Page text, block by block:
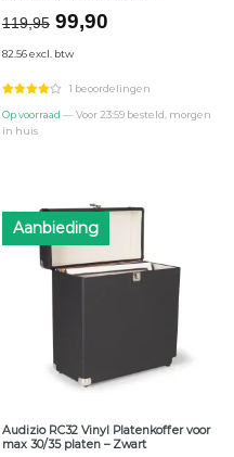
119,95 Oorspronkelijke
was:
€119,95.
99,90Huidige
€99,90.
82.56 excl. btw
1 beoordelingen
Op voorraad — Voor 23:59 besteld, morgen
in huis
Aanbieding
Audizio RC32 Vinyl Platenkoffer voor
max 30/35 platen – Zwart